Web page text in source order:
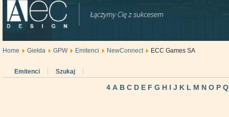
Home Giełda GPW Emitenci NewConnect ECC Games SA
Emitenci Szukaj
4 A B C D E F G H I J K L M N O P Q